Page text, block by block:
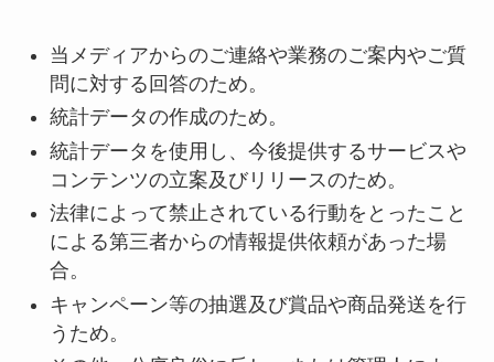
当メディアからのご連絡や業務のご案内やご質
問に対する回答のため。
統計データの作成のため。
統計データを使用し、今後提供するサービスや
コンテンツの立案及びリリースのため。
法律によって禁止されている行動をとったこと
による第三者からの情報提供依頼があった場
合。
キャンペーン等の抽選及び賞品や商品発送を行
うため。